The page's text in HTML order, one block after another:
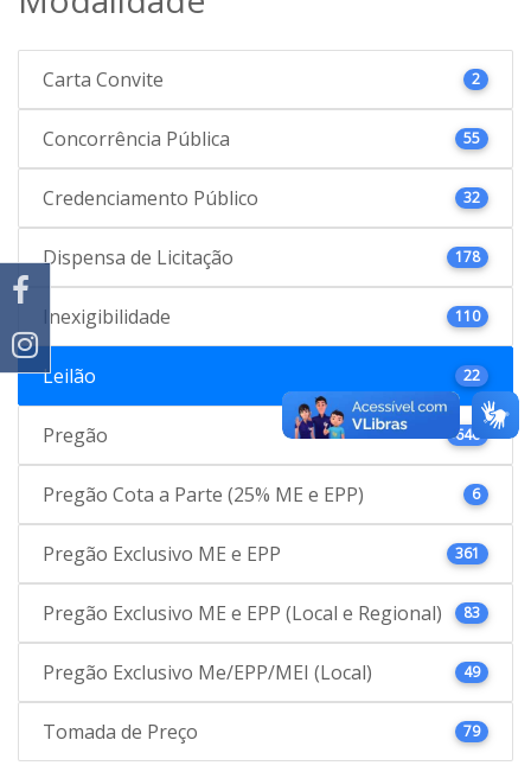
Carta Convite 2
Concorrência Pública 55
Credenciamento Público 32
Dispensa de Licitação 178
Inexigibilidade 110
Leilão 22
Pregão 646
Pregão Cota a Parte (25% ME e EPP) 6
Pregão Exclusivo ME e EPP 361
Pregão Exclusivo ME e EPP (Local e Regional) 83
Pregão Exclusivo Me/EPP/MEI (Local) 49
Tomada de Preço 79